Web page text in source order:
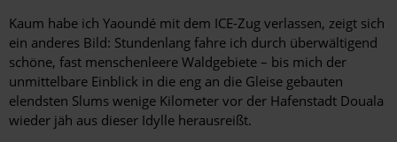
Kaum habe ich Yaoundé mit dem ICE-Zug verlassen, zeigt sich
ein anderes Bild: Stundenlang fahre ich durch überwältigend
schöne, fast menschenleere Waldgebiete – bis mich der
unmittelbare Einblick in die eng an die Gleise gebauten
elendsten Slums wenige Kilometer vor der Hafenstadt Douala
wieder jäh aus dieser Idylle herausreißt.